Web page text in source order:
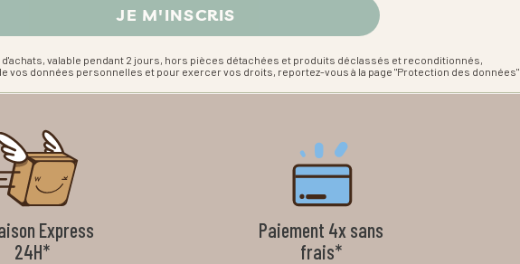
d'achats, valable pendant 2 jours, hors pièces détachées et produits déclassés et reconditionnés,
vos données personnelles et pour exercer vos droits, reportez-vous à la page "Protection des données".
Express
24H*
Paiement 4x sans
frais*